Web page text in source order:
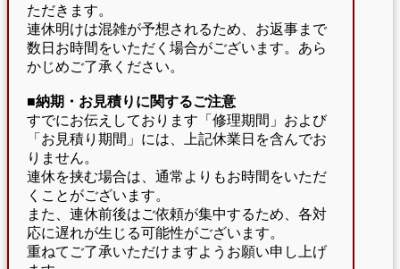
ただきます。
連休明けは混雑が予想されるため、お返事まで
数日お時間をいただく場合がございます。あら
かじめご了承ください。
■納期・お見積りに関するご注意
すでにお伝えしております「修理期間」および
「お見積り期間」には、上記休業日を含んでお
りません。
連休を挟む場合は、通常よりもお時間をいただ
くことがございます。
また、連休前後はご依頼が集中するため、各対
応に遅れが生じる可能性がございます。
重ねてご了承いただけますようお願い申し上げ